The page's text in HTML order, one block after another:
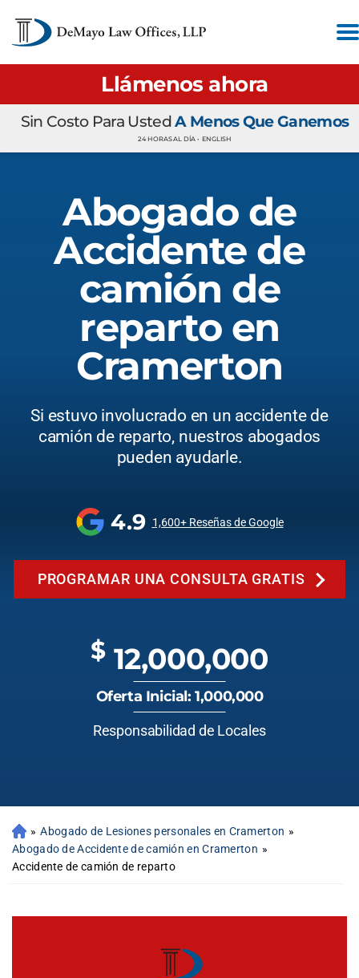
Llámenos ahora
Sin Costo Para UstedA Menos Que Ganemos
24 HORAS AL DÍA • ENGLISH
Abogado de
Accidente de
camión de
reparto en
Cramerton
Si estuvo involucrado en un accidente de
camión de reparto, nuestros abogados
pueden ayudarle.
4.9 1,600+ Reseñas de Google
PROGRAMAR UNA CONSULTA GRATIS
$ 12,000,000
Oferta Inicial: 1,000,000
Responsabilidad de Locales
» Abogado de Lesiones personales en Cramerton »
Abogado de Accidente de camión en Cramerton »
Accidente de camión de reparto